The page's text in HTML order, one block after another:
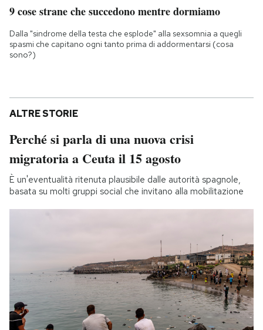
9 cose strane che succedono mentre dormiamo
Dalla "sindrome della testa che esplode" alla sexsomnia a quegli
spasmi che capitano ogni tanto prima di addormentarsi (cosa
sono?)
ALTRE STORIE
Perché si parla di una nuova crisi
migratoria a Ceuta il 15 agosto
È un'eventualità ritenuta plausibile dalle autorità spagnole,
basata su molti gruppi social che invitano alla mobilitazione